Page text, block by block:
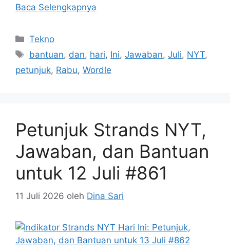
Baca Selengkapnya
Kategori
Tekno
Tag
bantuan, dan, hari, Ini,Jawaban,Juli, NYT,
petunjuk, Rabu, Wordle
Petunjuk Strands NYT,
Jawaban, dan Bantuan
untuk 12 Juli #861
11 Juli 2026 oleh Dina Sari